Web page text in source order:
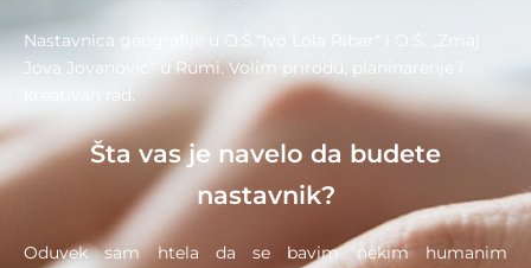
Nastavnica geografije u O.Š.“Ivo Lola Ribar“ i O.Š. „Zmaj
Jova Jovanović“ u Rumi. Volim prirodu, planinarenje i
kreativan rad.
Šta vas je navelo da budete
nastavnik?
Oduvek sam htela da se bavim nekim humanim